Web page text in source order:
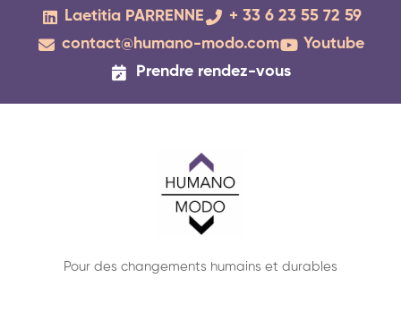
Laetitia PARRENNE
+ 33 6 23 55 72 59
contact@humano-modo.com
Youtube
Prendre rendez-vous
Pour des changements humains et durables